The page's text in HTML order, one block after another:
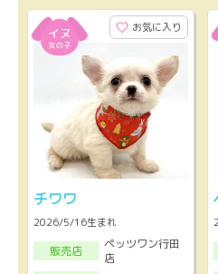
お気に入り
チワワ
2026/5/16生まれ
販売店
ペッツワン行田
店